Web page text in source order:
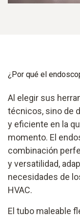
¿Por qué el
Al elegir sus
técnicos, sino de
y eficiente en la
momento. El
combinación
y versatilidad,
necesidades de
HVAC.
El tubo maleable